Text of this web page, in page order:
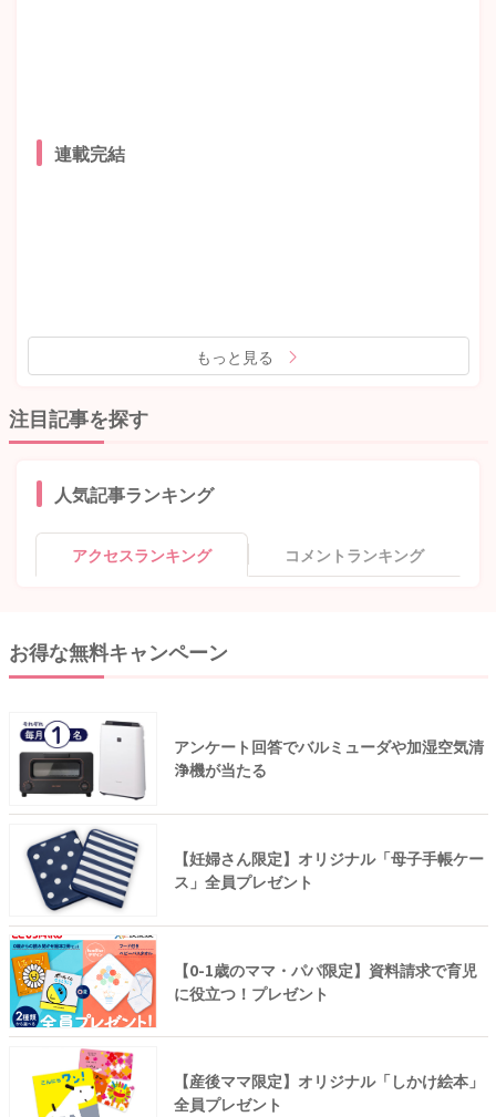
連載完結
もっと見る
注目記事を探す
人気記事ランキング
アクセスランキング コメントランキング
お得な無料キャンペーン
アンケート回答でバルミューダや加湿空気清
浄機が当たる
【妊婦さん限定】オリジナル「母子手帳ケー
ス」全員プレゼント
【0-1歳のママ・パパ限定】資料請求で育児
に役立つ！プレゼント
【産後ママ限定】オリジナル「しかけ絵本」
全員プレゼント